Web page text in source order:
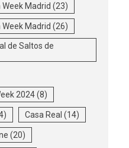
Madrid (23)
Madrid (26)
de Saltos de
2024(8)
Casa Real (14)
(20)